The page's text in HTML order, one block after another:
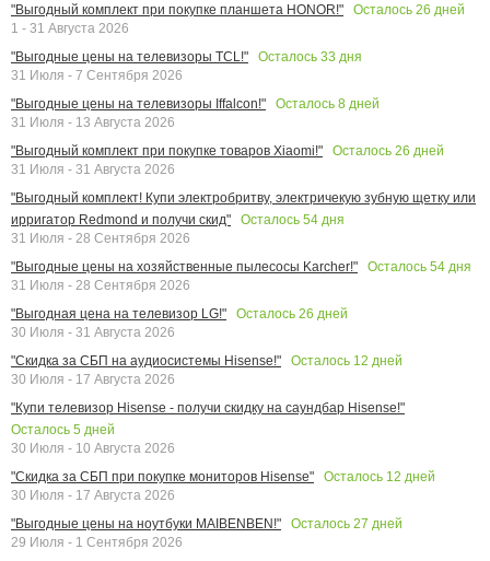
"Выгодный комплект при покупке планшета HONOR!"
Осталось 26 дней
1 - 31 Августа 2026
"Выгодные цены на телевизоры TCL!"
Осталось 33 дня
31 Июля - 7 Сентября 2026
"Выгодные цены на телевизоры Iffalcon!"
Осталось 8 дней
31 Июля - 13 Августа 2026
"Выгодный комплект при покупке товаров Xiaomi!"
Осталось 26 дней
31 Июля - 31 Августа 2026
"Выгодный комплект! Купи электробритву, электричекую зубную щетку или
ирригатор Redmond и получи скид"
Осталось 54 дня
31 Июля - 28 Сентября 2026
"Выгодные цены на хозяйственные пылесосы Karcher!"
Осталось 54 дня
31 Июля - 28 Сентября 2026
"Выгодная цена на телевизор LG!"
Осталось 26 дней
30 Июля - 31 Августа 2026
"Скидка за СБП на аудиосистемы Hisense!"
Осталось 12 дней
30 Июля - 17 Августа 2026
"Купи телевизор Hisense - получи скидку на саундбар Hisense!"
Осталось 5 дней
30 Июля - 10 Августа 2026
"Скидка за СБП при покупке мониторов Hisense"
Осталось 12 дней
30 Июля - 17 Августа 2026
"Выгодные цены на ноутбуки MAIBENBEN!"
Осталось 27 дней
29 Июля - 1 Сентября 2026